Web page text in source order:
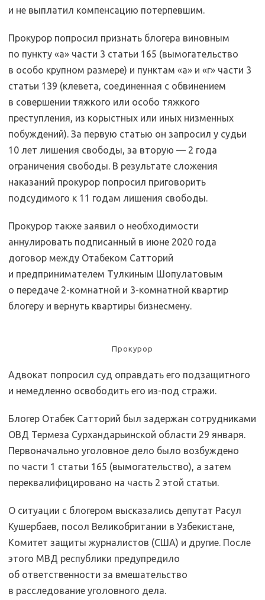
и не выплатил компенсацию потерпевшим.
Прокурор попросил признать блогера виновным
по пункту «а» части 3 статьи 165 (вымогательство
в особо крупном размере) и пунктам «а» и «г» части 3
статьи 139 (клевета, соединенная с обвинением
в совершении тяжкого или особо тяжкого
преступления, из корыстных или иных низменных
побуждений). За первую статью он запросил у судьи
10 лет лишения свободы, за вторую — 2 года
ограничения свободы. В результате сложения
наказаний прокурор попросил приговорить
подсудимого к 11 годам лишения свободы.
Прокурор также заявил о необходимости
аннулировать подписанный в июне 2020 года
договор между Отабеком Сатторий
и предпринимателем Тулкиным Шопулатовым
о передаче 2-комнатной и 3-комнатной квартир
блогеру и вернуть квартиры бизнесмену.
Прокурор
Адвокат попросил суд оправдать его подзащитного
и немедленно освободить его из-под стражи.
Блогер Отабек Сатторий был задержан сотрудниками
ОВД Термеза Сурхандарьинской области 29 января.
Первоначально уголовное дело было возбуждено
по части 1 статьи 165 (вымогательство), а затем
переквалифицировано на часть 2 этой статьи.
О ситуации с блогером высказались депутат Расул
Кушербаев, посол Великобритании в Узбекистане,
Комитет защиты журналистов (США) и другие. После
этого МВД республики предупредило
об ответственности за вмешательство
в расследование уголовного дела.